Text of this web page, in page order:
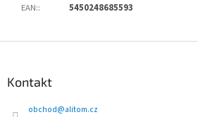
EAN:: 5450248685593
Kontakt
obchod@alitom.cz